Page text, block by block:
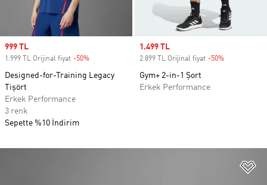
Sale price
999 TL
1.999 TL Orijinal fiyat -50%
Designed-for-Training Legacy
Tişört
Erkek Performance
3 renk
Sepette %10 İndirim
Sale price
1.499 TL
2.899 TL Orijinal fiyat -50%
Gym+ 2-in-1 Şort
Erkek Performance